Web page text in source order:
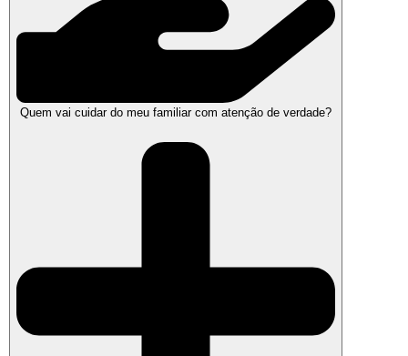
Quem vai cuidar do meu familiar com atenção de verdade?